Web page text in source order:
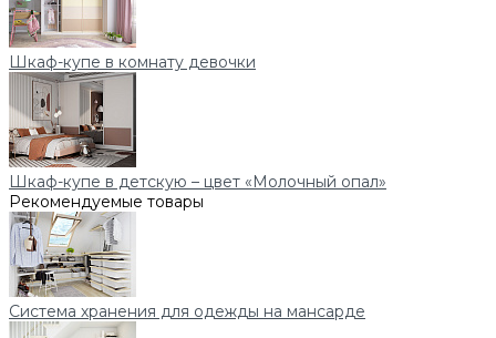
Шкаф-купе в комнату девочки
Шкаф-купе в детскую – цвет «Молочный опал»
Рекомендуемые товары
Система хранения для одежды на мансарде